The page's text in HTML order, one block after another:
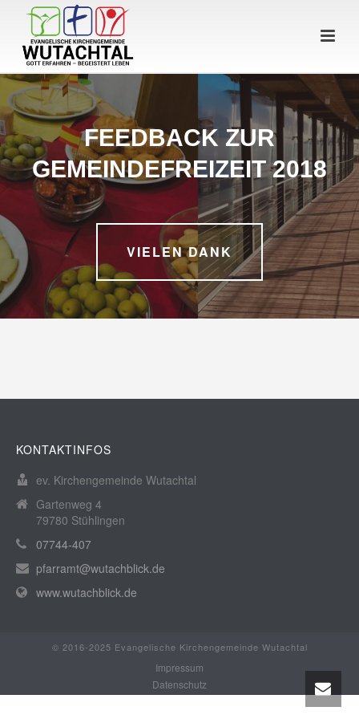
FEEDBACK ZUR
GEMEINDEFREIZEIT 2018
VIELEN DANK
KONTAKTINFOS
ev. Kirchengemeinde Wutachtal
Gartenweg 4
79780 Stühlingen
07744-407
pfarramt@wutachblick.de
www.wutachblick.de
© 2016-2025 Evangelische Kirchengemeinde Wutachtal
Impressum
Datenschutz